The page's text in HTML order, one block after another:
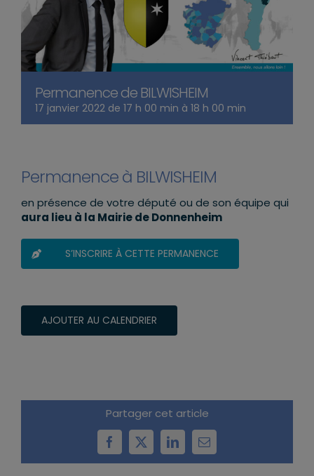
Permanence de BILWISHEIM
17 janvier 2022 de 17 h 00 min à 18 h 00 min
Permanence à BILWISHEIM
en présence de votre député ou de son équipe qui
aura lieu à la Mairie de Donnenheim
S’INSCRIRE À CETTE PERMANENCE
AJOUTER AU CALENDRIER
Partager cet article
Facebook
X LinkedInEmail